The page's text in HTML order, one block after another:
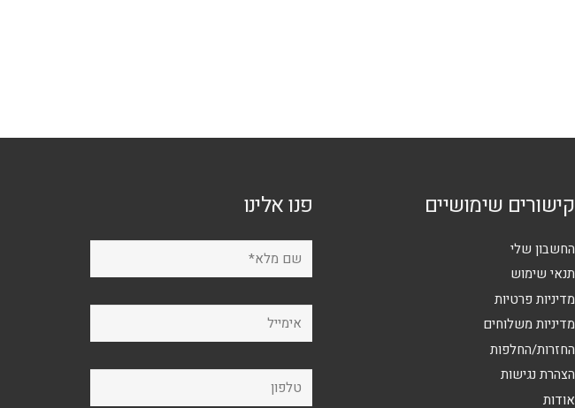
קישורים שימושיים
החשבון שלי
תנאי שימוש
מדיניות פרטיות
מדיניות משלוחים
החזרות/החלפות
הצהרת נגישות
אודות
פנו אלינו